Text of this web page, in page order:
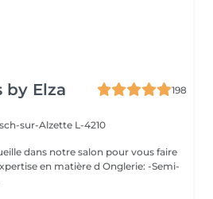
by Elza
198
sur-Alzette L-4210
dans notre salon pour vous faire
en matière d Onglerie: -Semi-